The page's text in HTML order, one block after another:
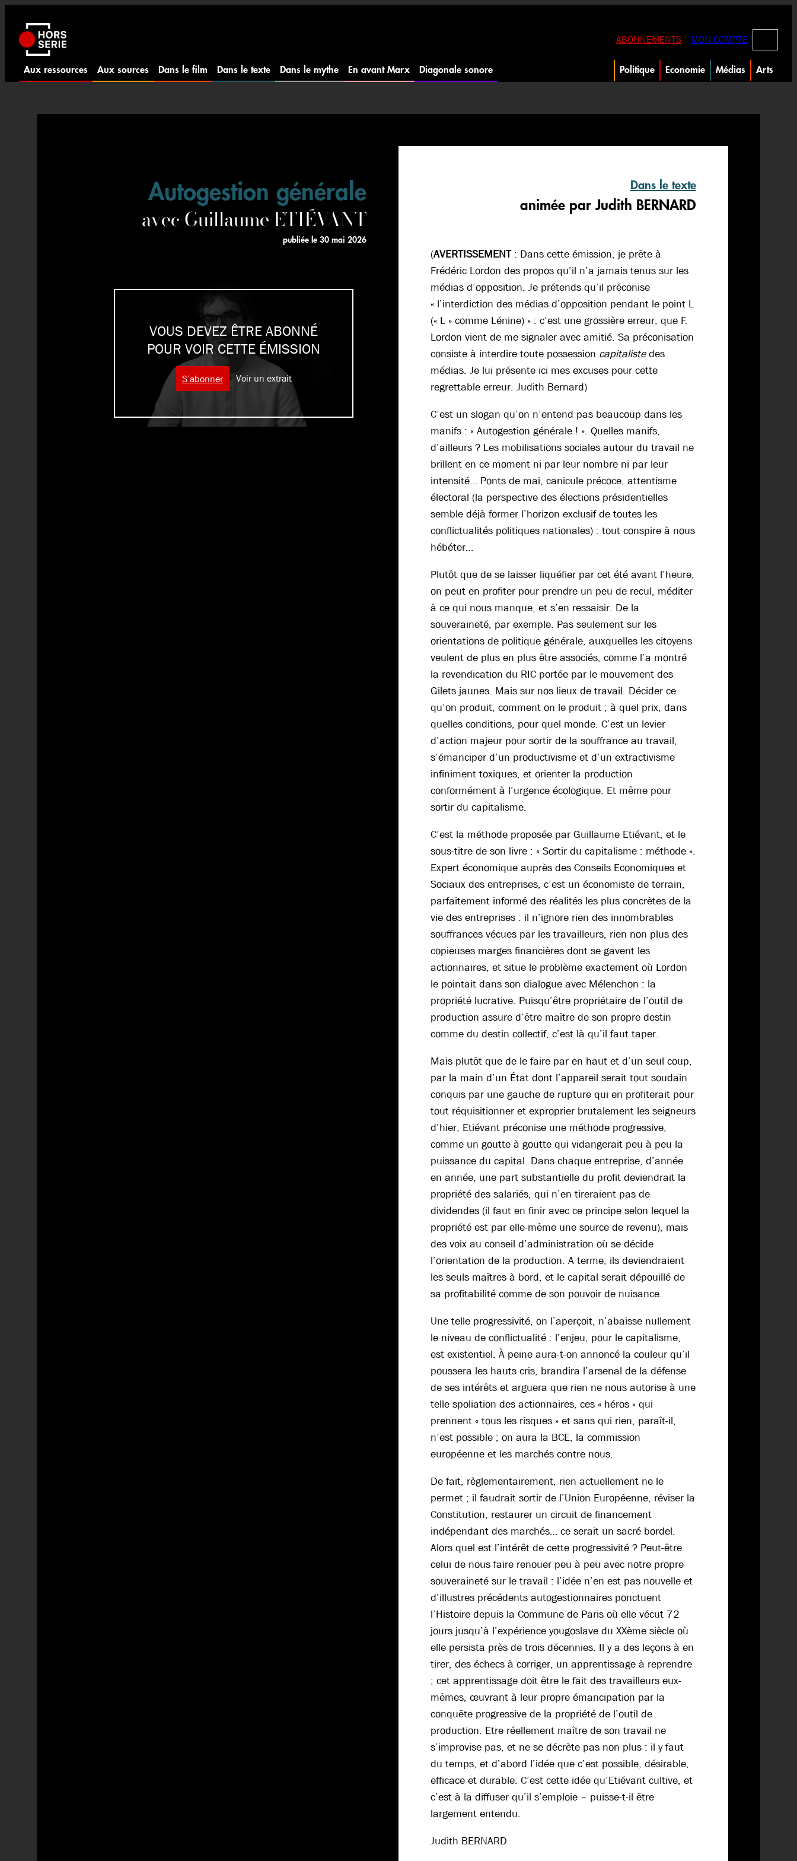
contenu
ABONNEMENTS MON COMPTE
Aux ressources Aux sources Dans le film Dans le texte Dans le mythe En avant Marx Diagonale sonore Politique Economie Médias Arts
Autogestion générale
avec Guillaume ETIÉVANT
publiée le 30 mai 2026
VOUS DEVEZ ÊTRE ABONNÉ
POUR VOIR CETTE ÉMISSION
S’abonner Voir un extrait
Dans le texte
animée par Judith BERNARD
(AVERTISSEMENT: Dans cette émission, je prête à
Frédéric Lordon des propos qu’il n’a jamais tenus sur les
médias d’opposition. Je prétends qu’il préconise
« l’interdiction des médias d’opposition pendant le point L
(« L » comme Lénine) » : c’est une grossière erreur, que F.
Lordon vient de me signaler avec amitié. Sa préconisation
consiste à interdire toute possession capitalistedes
médias. Je lui présente ici mes excuses pour cette
regrettable erreur. Judith Bernard)
C’est un slogan qu’on n’entend pas beaucoup dans les
manifs : « Autogestion générale ! ». Quelles manifs,
d’ailleurs ? Les mobilisations sociales autour du travail ne
brillent en ce moment ni par leur nombre ni par leur
intensité… Ponts de mai, canicule précoce, attentisme
électoral (la perspective des élections présidentielles
semble déjà former l’horizon exclusif de toutes les
conflictualités politiques nationales) : tout conspire à nous
hébéter…
Plutôt que de se laisser liquéfier par cet été avant l’heure,
on peut en profiter pour prendre un peu de recul, méditer
à ce qui nous manque, et s’en ressaisir. De la
souveraineté, par exemple. Pas seulement sur les
orientations de politique générale, auxquelles les citoyens
veulent de plus en plus être associés, comme l’a montré
la revendication du RIC portée par le mouvement des
Gilets jaunes. Mais sur nos lieux de travail. Décider ce
qu’on produit, comment on le produit ; à quel prix, dans
quelles conditions, pour quel monde. C’est un levier
d’action majeur pour sortir de la souffrance au travail,
s’émanciper d’un productivisme et d’un extractivisme
infiniment toxiques, et orienter la production
conformément à l’urgence écologique. Et même pour
sortir du capitalisme.
C’est la méthode proposée par Guillaume Etiévant, et le
sous-titre de son livre : « Sortir du capitalisme : méthode ».
Expert économique auprès des Conseils Economiques et
Sociaux des entreprises, c’est un économiste de terrain,
parfaitement informé des réalités les plus concrètes de la
vie des entreprises : il n’ignore rien des innombrables
souffrances vécues par les travailleurs, rien non plus des
copieuses marges financières dont se gavent les
actionnaires, et situe le problème exactement où Lordon
le pointait dans son dialogue avec Mélenchon : la
propriété lucrative. Puisqu’être propriétaire de l’outil de
production assure d’être maître de son propre destin
comme du destin collectif, c’est là qu’il faut taper.
Mais plutôt que de le faire par en haut et d’un seul coup,
par la main d’un État dont l’appareil serait tout soudain
conquis par une gauche de rupture qui en profiterait pour
tout réquisitionner et exproprier brutalement les seigneurs
d’hier, Etiévant préconise une méthode progressive,
comme un goutte à goutte qui vidangerait peu à peu la
puissance du capital. Dans chaque entreprise, d’année
en année, une part substantielle du profit deviendrait la
propriété des salariés, qui n’en tireraient pas de
dividendes (il faut en finir avec ce principe selon lequel la
propriété est par elle-même une source de revenu), mais
des voix au conseil d’administration où se décide
l’orientation de la production. A terme, ils deviendraient
les seuls maîtres à bord, et le capital serait dépouillé de
sa profitabilité comme de son pouvoir de nuisance.
Une telle progressivité, on l’aperçoit, n’abaisse nullement
le niveau de conflictualité : l’enjeu, pour le capitalisme,
est existentiel. À peine aura-t-on annoncé la couleur qu’il
poussera les hauts cris, brandira l’arsenal de la défense
de ses intérêts et arguera que rien ne nous autorise à une
telle spoliation des actionnaires, ces « héros » qui
prennent « tous les risques » et sans qui rien, paraît-il,
n’est possible ; on aura la BCE, la commission
européenne et les marchés contre nous.
De fait, règlementairement, rien actuellement ne le
permet ; il faudrait sortir de l’Union Européenne, réviser la
Constitution, restaurer un circuit de financement
indépendant des marchés… ce serait un sacré bordel.
Alors quel est l’intérêt de cette progressivité ? Peut-être
celui de nous faire renouer peu à peu avec notre propre
souveraineté sur le travail : l’idée n’en est pas nouvelle et
d’illustres précédents autogestionnaires ponctuent
l’Histoire depuis la Commune de Paris où elle vécut 72
jours jusqu’à l’expérience yougoslave du XXème siècle où
elle persista près de trois décennies. Il y a des leçons à en
tirer, des échecs à corriger, un apprentissage à reprendre
; cet apprentissage doit être le fait des travailleurs eux-
mêmes, œuvrant à leur propre émancipation par la
conquête progressive de la propriété de l’outil de
production. Etre réellement maître de son travail ne
s’improvise pas, et ne se décrète pas non plus : il y faut
du temps, et d’abord l’idée que c’est possible, désirable,
efficace et durable. C’est cette idée qu’Etiévant cultive, et
c’est à la diffuser qu’il s’emploie – puisse-t-il être
largement entendu.
Judith BERNARD